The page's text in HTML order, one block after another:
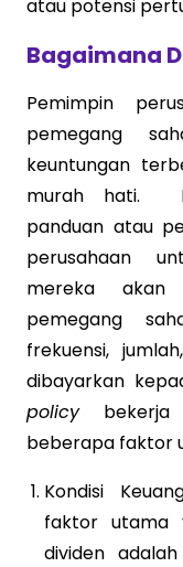
atau potensi
Bagaimana
Pemimpin
pemegang
keuntungan
murah hati.
panduan atau
perusahaan
mereka akan
pemegang
frekuensi,
dibayarkan
policybekerja
beberapa faktor
Kondisi
faktor utama
dividen